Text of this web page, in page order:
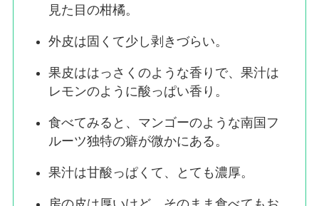
見た目の柑橘。
外皮は固くて少し剥きづらい。
果皮ははっさくのような香りで、果汁は
レモンのように酸っぱい香り。
食べてみると、マンゴーのような南国フ
ルーツ独特の癖が微かにある。
果汁は甘酸っぱくて、とても濃厚。